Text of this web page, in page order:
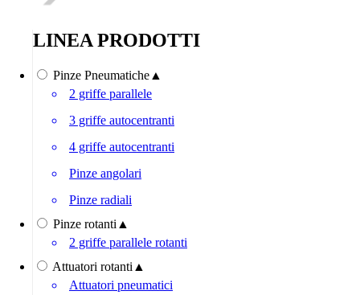
LINEA PRODOTTI
Pinze Pneumatiche▲
2 griffe parallele
3 griffe autocentranti
4 griffe autocentranti
Pinze angolari
Pinze radiali
Pinze rotanti▲
2 griffe parallele rotanti
Attuatori rotanti▲
Attuatori pneumatici